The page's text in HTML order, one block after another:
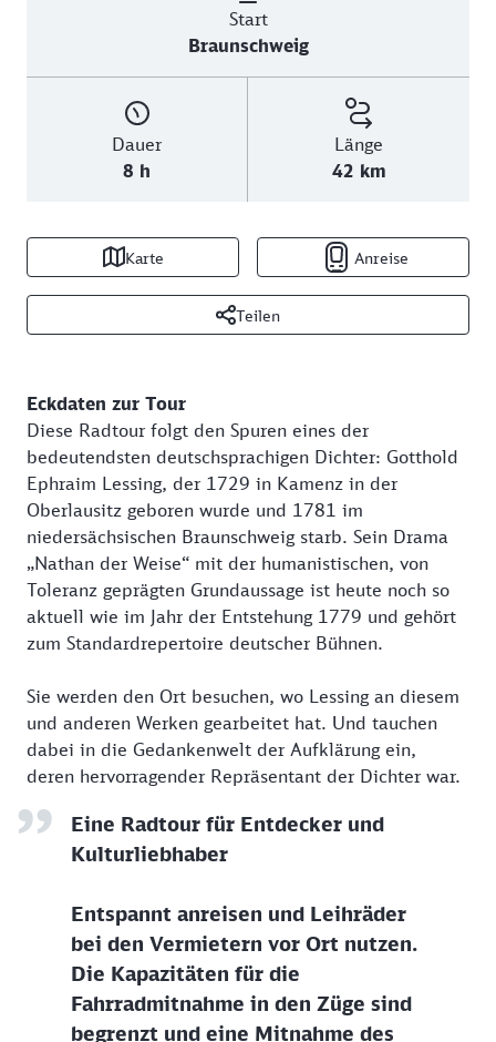
Start
Braunschweig
Dauer
8 h
Länge
42 km
Karte Anreise
Teilen
Eckdaten zur Tour
Diese Radtour folgt den Spuren eines der
bedeutendsten deutschsprachigen Dichter: Gotthold
Ephraim Lessing, der 1729 in Kamenz in der
Oberlausitz geboren wurde und 1781 im
niedersächsischen Braunschweig starb. Sein Drama
„Nathan der Weise“ mit der humanistischen, von
Toleranz geprägten Grundaussage ist heute noch so
aktuell wie im Jahr der Entstehung 1779 und gehört
zum Standardrepertoire deutscher Bühnen.
Sie werden den Ort besuchen, wo Lessing an diesem
und anderen Werken gearbeitet hat. Und tauchen
dabei in die Gedankenwelt der Aufklärung ein,
deren hervorragender Repräsentant der Dichter war.
Eine Radtour für Entdecker und
Kulturliebhaber
Entspannt anreisen und Leihräder
bei den Vermietern vor Ort nutzen.
Die Kapazitäten für die
Fahrradmitnahme in den Züge sind
begrenzt und eine Mitnahme des